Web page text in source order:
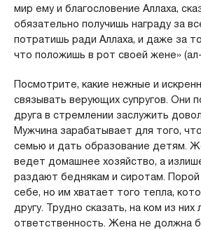
мир ему и благословение Аллаха,
обязательно получишь награду за
потратишь ради Аллаха, и даже за
что положишь в рот своей жене»
Посмотрите, какие нежные и
связывать верующих супругов. Они
друга в стремлении заслужить
Мужчина зарабатывает для того,
семью и дать образование детям.
ведет домашнее хозяйство, а
раздают беднякам и сиротам.
себе, но им хватает того тепла,
другу. Трудно сказать, на ком из
ответственность. Жена не должна